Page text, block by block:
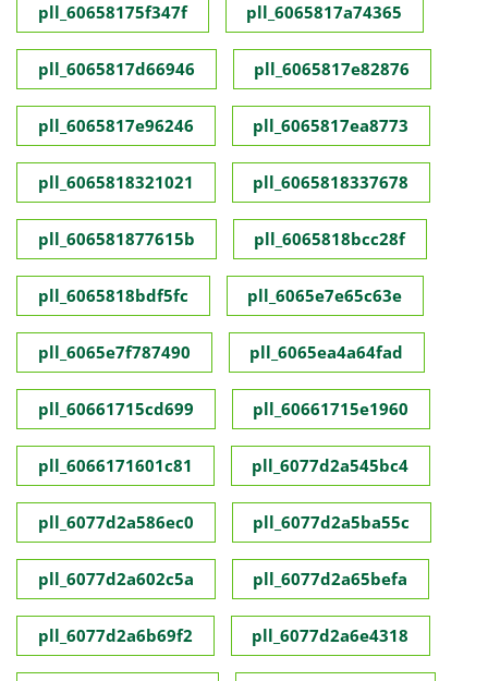
pll_60658175f347f pll_6065817a74365
pll_6065817d66946 pll_6065817e82876
pll_6065817e96246 pll_6065817ea8773
pll_6065818321021 pll_6065818337678
pll_606581877615b pll_6065818bcc28f
pll_6065818bdf5fc pll_6065e7e65c63e
pll_6065e7f787490 pll_6065ea4a64fad
pll_60661715cd699 pll_60661715e1960
pll_6066171601c81 pll_6077d2a545bc4
pll_6077d2a586ec0 pll_6077d2a5ba55c
pll_6077d2a602c5a pll_6077d2a65befa
pll_6077d2a6b69f2 pll_6077d2a6e4318